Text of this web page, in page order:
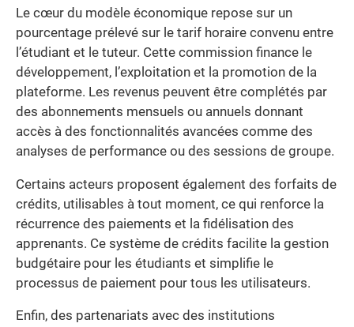
Le cœur du modèle économique repose sur un
pourcentage prélevé sur le tarif horaire convenu entre
l’étudiant et le tuteur. Cette commission finance le
développement, l’exploitation et la promotion de la
plateforme. Les revenus peuvent être complétés par
des abonnements mensuels ou annuels donnant
accès à des fonctionnalités avancées comme des
analyses de performance ou des sessions de groupe.
Certains acteurs proposent également des forfaits de
crédits, utilisables à tout moment, ce qui renforce la
récurrence des paiements et la fidélisation des
apprenants. Ce système de crédits facilite la gestion
budgétaire pour les étudiants et simplifie le
processus de paiement pour tous les utilisateurs.
Enfin, des partenariats avec des institutions